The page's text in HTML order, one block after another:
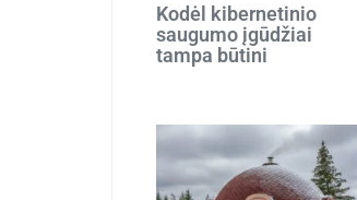
Kodėl kibernetinio
saugumo įgūdžiai
tampa būtini